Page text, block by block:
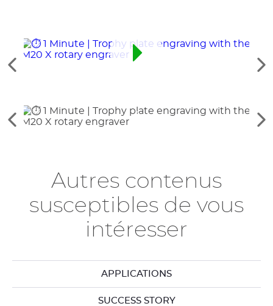
Voir
Voir
Autres contenus
susceptibles de vous
intéresser
APPLICATIONS
SUCCESS STORY